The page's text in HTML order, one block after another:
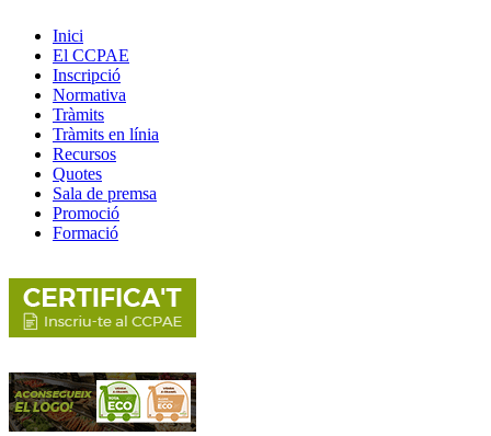
Inici
El CCPAE
Inscripció
Normativa
Tràmits
Tràmits en línia
Recursos
Quotes
Sala de premsa
Promoció
Formació